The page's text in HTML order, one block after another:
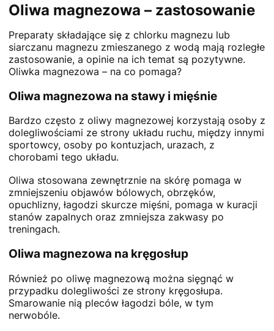
Oliwa magnezowa – zastosowanie
Preparaty składające się z chlorku magnezu lub
siarczanu magnezu zmieszanego z wodą mają rozległe
zastosowanie, a opinie na ich temat są pozytywne.
Oliwka magnezowa – na co pomaga?
Oliwa magnezowa na stawy i mięśnie
Bardzo często z oliwy magnezowej korzystają osoby z
dolegliwościami ze strony układu ruchu, między innymi
sportowcy, osoby po kontuzjach, urazach, z
chorobami tego układu.
Oliwa stosowana zewnętrznie na skórę pomaga w
zmniejszeniu objawów bólowych, obrzęków,
opuchlizny, łagodzi skurcze mięśni, pomaga w kuracji
stanów zapalnych oraz zmniejsza zakwasy po
treningach.
Oliwa magnezowa na kręgosłup
Również po oliwę magnezową można sięgnąć w
przypadku dolegliwości ze strony kręgosłupa.
Smarowanie nią pleców łagodzi bóle, w tym
nerwobóle.